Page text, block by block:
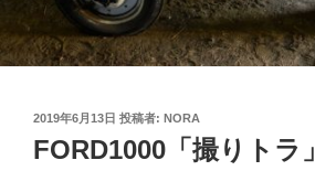
投
日:
2019年6月13日 投稿者: NORA
FORD1000「撮りトラ」